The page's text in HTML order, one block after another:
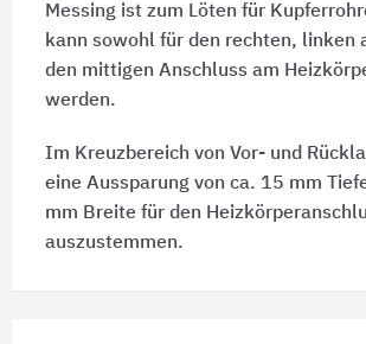
Messing ist zum Löten für
kann sowohl für den rechten, linken
den mittigen Anschluss am
werden.
Im Kreuzbereich von Vor- und
eine Aussparung von ca. 15 mm
mm Breite für den
auszustemmen.